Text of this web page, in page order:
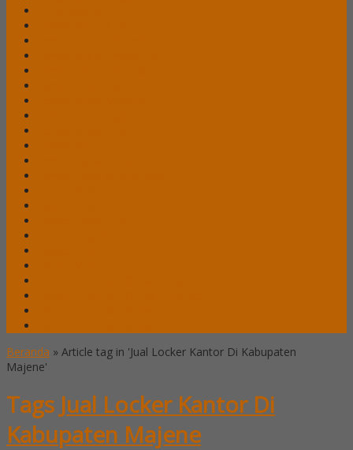
Beranda » Article tag in 'Jual Locker Kantor Di Kabupaten
Majene'
Tags Jual Locker Kantor Di
Kabupaten Majene